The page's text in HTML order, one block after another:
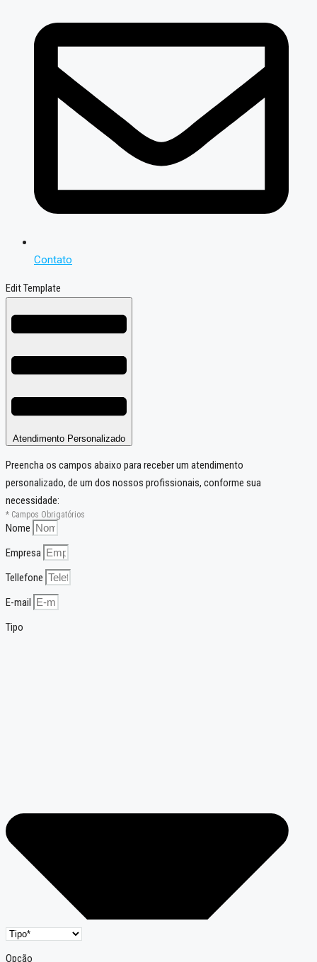
Contato
Edit Template
Atendimento Personalizado
Preencha os campos abaixo para receber um atendimento
personalizado, de um dos nossos profissionais, conforme sua
necessidade:
* Campos Obrigatórios
Nome
Empresa
Tellefone
E-mail
Tipo
Opção